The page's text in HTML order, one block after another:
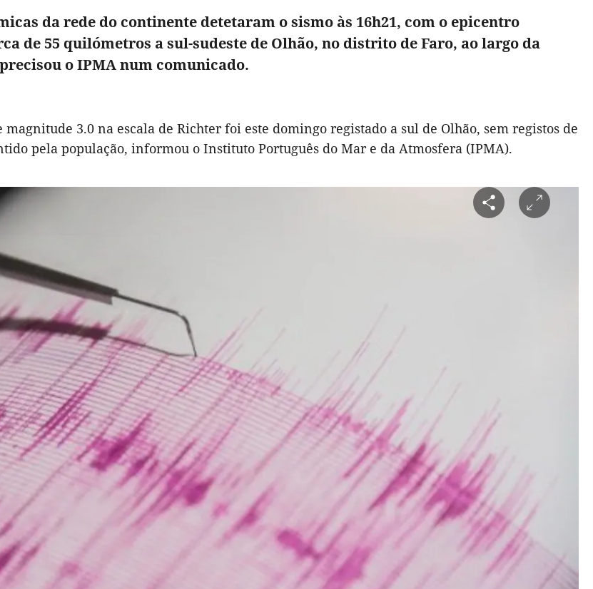
da rede do continente detetaram o sismo às 16h21, com o epicentro
de 55 quilómetros a sul-sudeste de Olhão, no distrito de Faro, ao largo da
o IPMA num comunicado.
magnitude 3.0 na escala de Richter foi este domingo registado a sul de Olhão, sem registos de
pela população, informou o Instituto Português do Mar e da Atmosfera (IPMA).